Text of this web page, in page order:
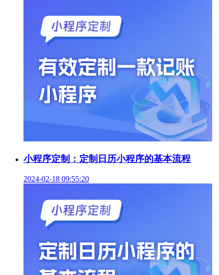
小程序定制：定制日历小程序的基本流程
2024-02-18 09:55:20